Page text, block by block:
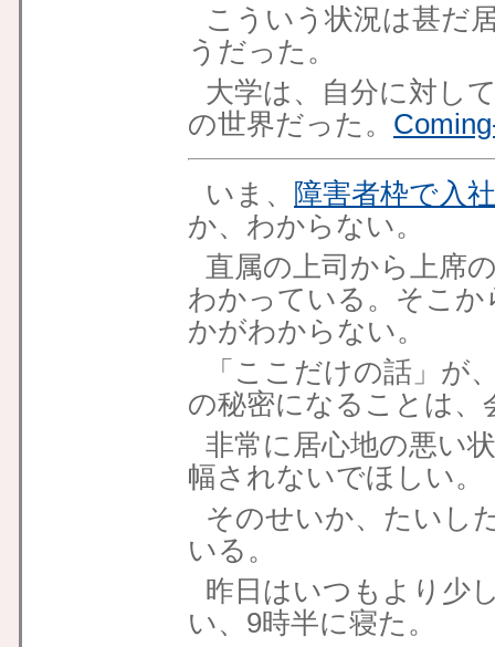
こういう状況は甚だ
うだった。
大学は、自分に対し
の世界だった。
いま、
障害者枠で入
か、わからない。
直属の上司から上席
わかっている。そこ
かがわからない。
「ここだけの話」が
の秘密になることは、
非常に居心地の悪い
幅されないでほしい。
そのせいか、たいし
いる。
昨日はいつもより少
い、9時半に寝た。